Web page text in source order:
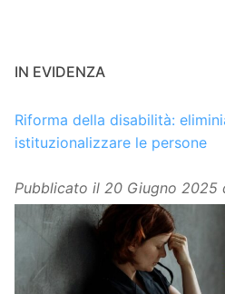
IN EVIDENZA
Riforma della disabilità:
istituzionalizzare le persone
Pubblicato il 20 Giugno 2025